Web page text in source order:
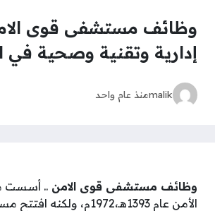
وظائف مستشفى قوى
إدارية وتقنية وصحية في
malikمنذ عام واحد
وظائف مستشفى قوى الامن .. أسست
الأمن عام 1393هـ،1972م،